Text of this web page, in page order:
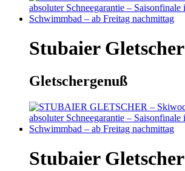
Stubaier Gletscher
Gletschergenuß
Stubaier Gletscher